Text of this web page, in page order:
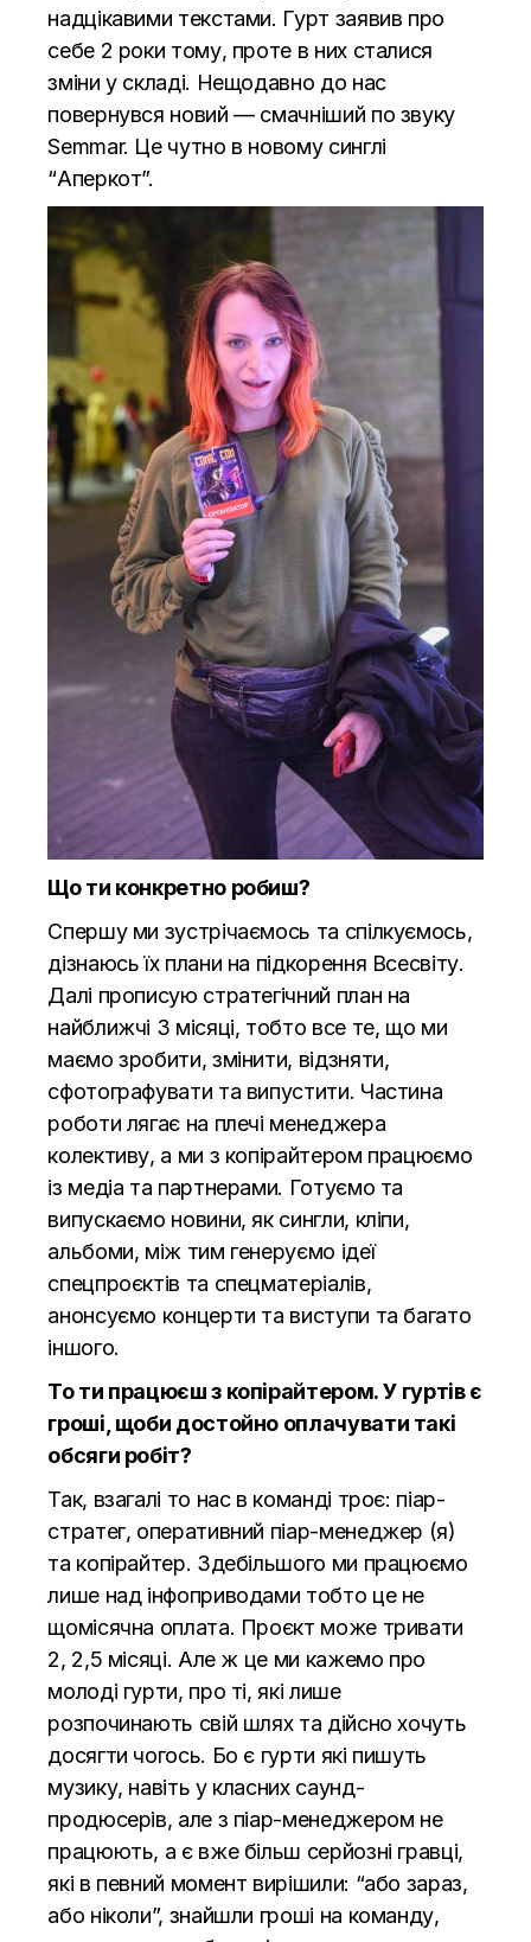
надцікавими текстами. Гурт заявив про
себе 2 роки тому, проте в них сталися
зміни у складі. Нещодавно до нас
повернувся новий — смачніший по звуку
Semmar. Це чутно в новому синглі
“Аперкот”.
Що ти конкретно робиш?
Спершу ми зустрічаємось та спілкуємось,
дізнаюсь їх плани на підкорення Всесвіту.
Далі прописую стратегічний план на
найближчі 3 місяці, тобто все те, що ми
маємо зробити, змінити, відзняти,
сфотографувати та випустити. Частина
роботи лягає на плечі менеджера
колективу, а ми з копірайтером працюємо
із медіа та партнерами. Готуємо та
випускаємо новини, як сингли, кліпи,
альбоми, між тим генеруємо ідеї
спецпроєктів та спецматеріалів,
анонсуємо концерти та виступи та багато
іншого.
То ти працюєш з копірайтером. У гуртів є
гроші, щоби достойно оплачувати такі
обсяги робіт?
Так, взагалі то нас в команді троє: піар-
стратег, оперативний піар-менеджер (я)
та копірайтер. Здебільшого ми працюємо
лише над інфоприводами тобто це не
щомісячна оплата. Проєкт може тривати
2, 2,5 місяці. Але ж це ми кажемо про
молоді гурти, про ті, які лише
розпочинають свій шлях та дійсно хочуть
досягти чогось. Бо є гурти які пишуть
музику, навіть у класних саунд-
продюсерів, але з піар-менеджером не
працюють, а є вже більш серйозні гравці,
які в певний момент вирішили: “або зараз,
або ніколи”, знайшли гроші на команду,